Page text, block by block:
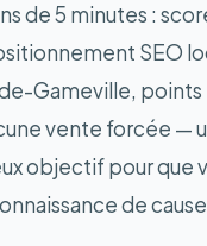
de 5 minutes :
SEO
Gameville, points
vente forcée —
objectif pour que
de